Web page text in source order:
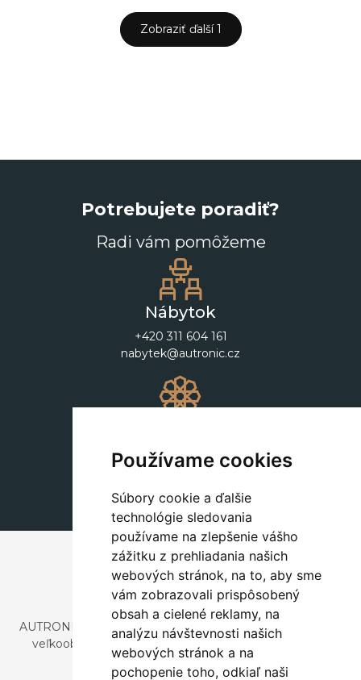
Používame cookies
Súbory cookie a ďalšie
technológie sledovania
používame na zlepšenie vášho
zážitku z prehliadania našich
webových stránok, na to, aby sme
vám zobrazovali prispôsobený
obsah a cielené reklamy, na
analýzu návštevnosti našich
webových stránok a na
pochopenie toho, odkiaľ naši
Zobraziť ďalší 1
Potrebujete poradiť?
Radi vám pomôžeme
Nábytok
+420 311 604 161
nabytek@autronic.cz
+420 311 604 182
dekorace@autronic.cz
AUTRONIC, s.r.o. je spoločnosť zaoberajúca sa dovozom a
veľkoobchodným predajom dizajnového aj štýlového
nábytku a dekorácií.